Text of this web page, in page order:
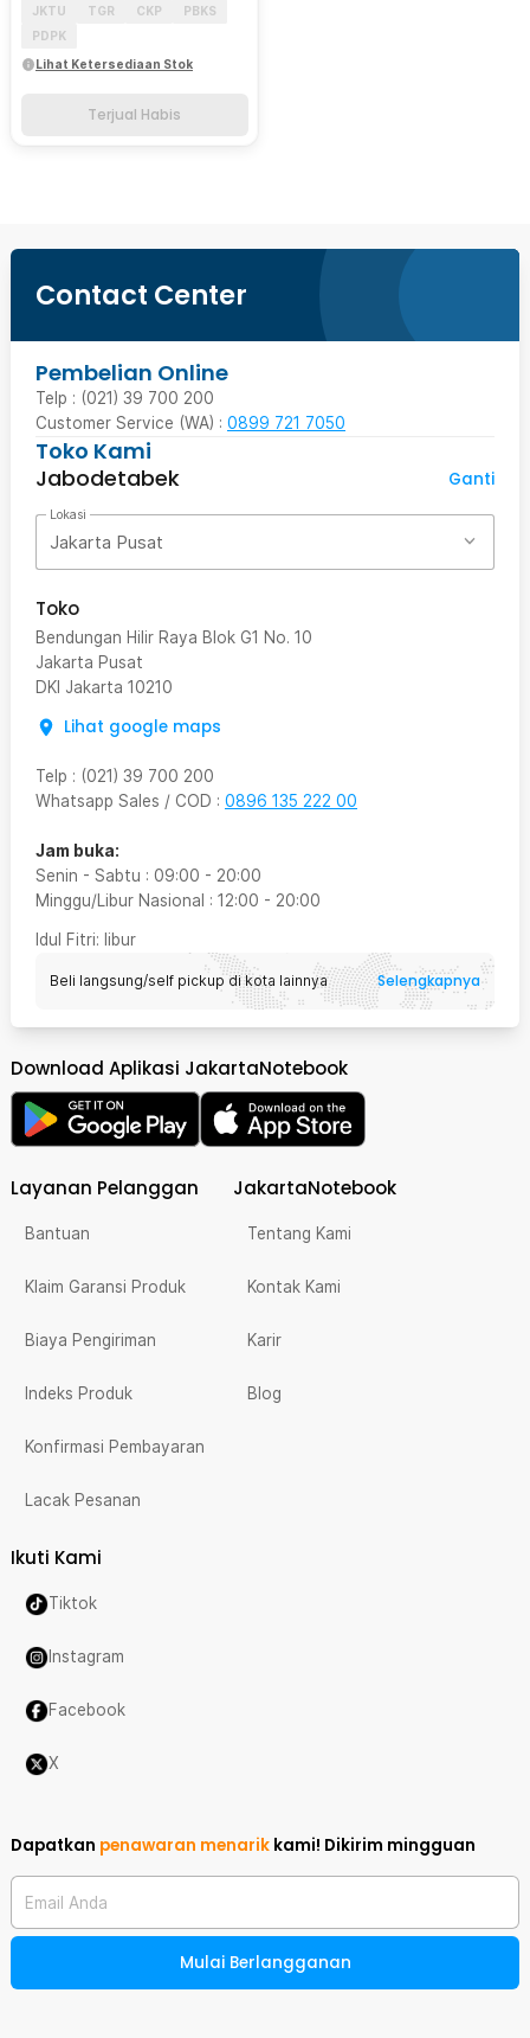
JKTU
TGR CKP
PBKS
PDPK
Lihat Ketersediaan Stok
Terjual Habis
Contact Center
Pembelian Online
Telp : (021) 39 700 200
Customer Service (WA) : 0899 721 7050
Toko Kami
Jabodetabek
Ganti
Lokasi
Jakarta Pusat
Toko
Bendungan Hilir Raya Blok G1 No. 10
Jakarta Pusat
DKI Jakarta 10210
Lihat google maps
Telp : (021) 39 700 200
Whatsapp Sales / COD : 0896 135 222 00
Jam buka:
Senin - Sabtu : 09:00 - 20:00
Minggu/Libur Nasional : 12:00 - 20:00
Idul Fitri: libur
Beli langsung/self pickup di kota lainnya Selengkapnya
Download Aplikasi JakartaNotebook
Layanan Pelanggan
Bantuan
Klaim Garansi Produk
Biaya Pengiriman
Indeks Produk
Konfirmasi Pembayaran
Lacak Pesanan
JakartaNotebook
Tentang Kami
Kontak Kami
Karir
Blog
Ikuti Kami
Tiktok
Instagram
Facebook
X
Dapatkan penawaran menarik kami! Dikirim mingguan
Email Anda
Mulai Berlangganan